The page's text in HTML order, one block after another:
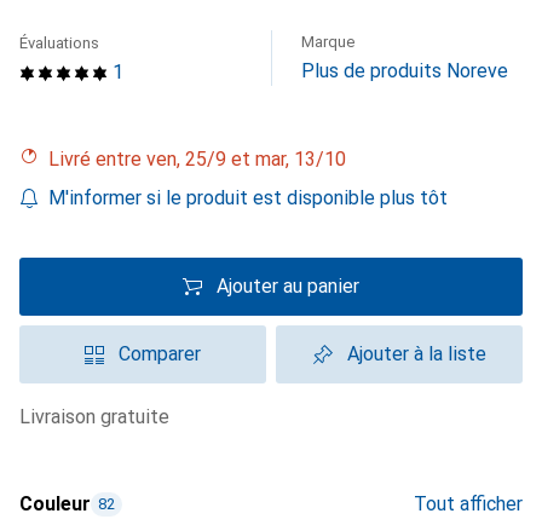
1
Évaluations Marque
Plus de produits Noreve
Livré entre ven, 25/9 et mar, 13/10
M'informer si le produit est disponible plus tôt
Ajouter au panier
Comparer Ajouter à la liste
livraison gratuite
Couleur 82 Tout afficher